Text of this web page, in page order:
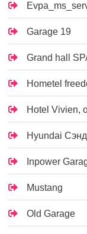
Garage 19
Grand hall
Hometel
Hotel Vivien,
Hyundai
Inpower
Mustang
Old Garage